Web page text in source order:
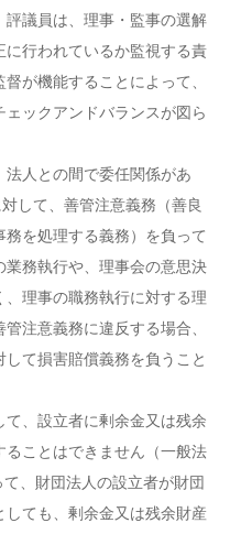
議員は、理事・監事の選解
行われているか監視する責
が機能することによって、
ックアンドバランスが図ら
人との間で委任関係があ
して、善管注意義務（善良
を処理する義務）を負って
務執行や、理事会の意思決
理事の職務執行に対する理
注意義務に違反する場合、
て損害賠償義務を負うこと
て、設立者に剰余金又は残余
ことはできません（一般法
、財団法人の設立者が財団
ても、剰余金又は残余財産